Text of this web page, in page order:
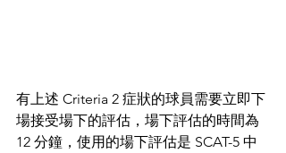
有上述 Criteria 2 症狀的球員需要立即下
場接受場下的評估，場下評估的時間為
12 分鐘，使用的場下評估是 SCAT-5 中